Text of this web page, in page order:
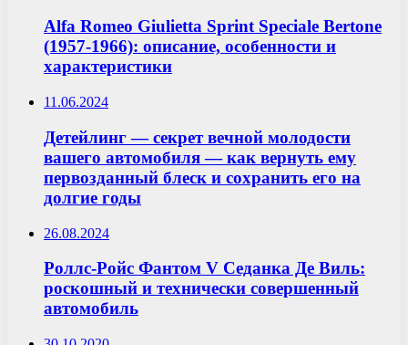
Alfa Romeo Giulietta Sprint Speciale Bertone
(1957-1966): описание, особенности и
характеристики
11.06.2024
Детейлинг — секрет вечной молодости
вашего автомобиля — как вернуть ему
первозданный блеск и сохранить его на
долгие годы
26.08.2024
Роллс-Ройс Фантом V Седанка Де Виль:
роскошный и технически совершенный
автомобиль